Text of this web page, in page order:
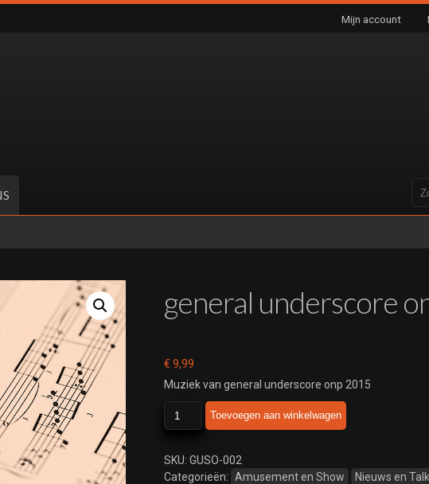
Mijn account
general underscore
€ 9,99
Muziek van general underscore onp 2015
underscore
2015
aantal
Toevoegen aan winkelwagen
SKU: GUSO-002
Categorieën: Amusement en Show Nieuws en